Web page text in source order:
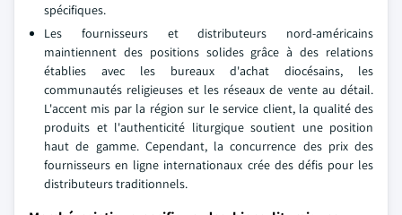
spécifiques.
Les fournisseurs et distributeurs nord-américains
maintiennent des positions solides grâce à des relations
établies avec les bureaux d'achat diocésains, les
communautés religieuses et les réseaux de vente au détail.
L'accent mis par la région sur le service client, la qualité des
produits et l'authenticité liturgique soutient une position
haut de gamme. Cependant, la concurrence des prix des
fournisseurs en ligne internationaux crée des défis pour les
distributeurs traditionnels.